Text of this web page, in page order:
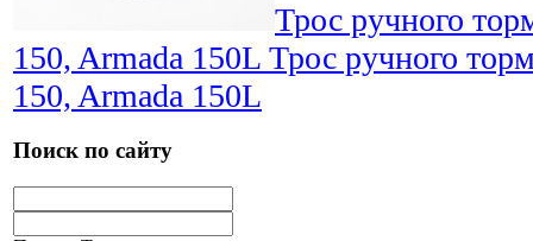
Трос ручного
150, Armada 150L Трос ручного
150, Armada 150L
Поиск по сайту